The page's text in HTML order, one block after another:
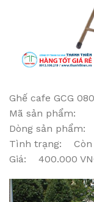
Ghế cafe GCG 080
Mã sản phẩm:
Dòng sản phẩm:
Tình trạng: Còn
Giá: 400.000